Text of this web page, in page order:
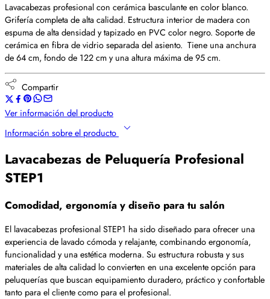
Lavacabezas profesional con cerámica basculante en color blanco.
Grifería completa de alta calidad. Estructura interior de madera con
espuma de alta densidad y tapizado en PVC color negro. Soporte de
cerámica en fibra de vidrio separada del asiento. Tiene una anchura
de 64 cm, fondo de 122 cm y una altura máxima de 95 cm.
Compartir
Ver información del producto
Información sobre el producto
Lavacabezas de Peluquería Profesional
STEP1
Comodidad, ergonomía y diseño para tu salón
El lavacabezas profesional STEP1 ha sido diseñado para ofrecer una
experiencia de lavado cómoda y relajante, combinando ergonomía,
funcionalidad y una estética moderna. Su estructura robusta y sus
materiales de alta calidad lo convierten en una excelente opción para
peluquerías que buscan equipamiento duradero, práctico y confortable
tanto para el cliente como para el profesional.